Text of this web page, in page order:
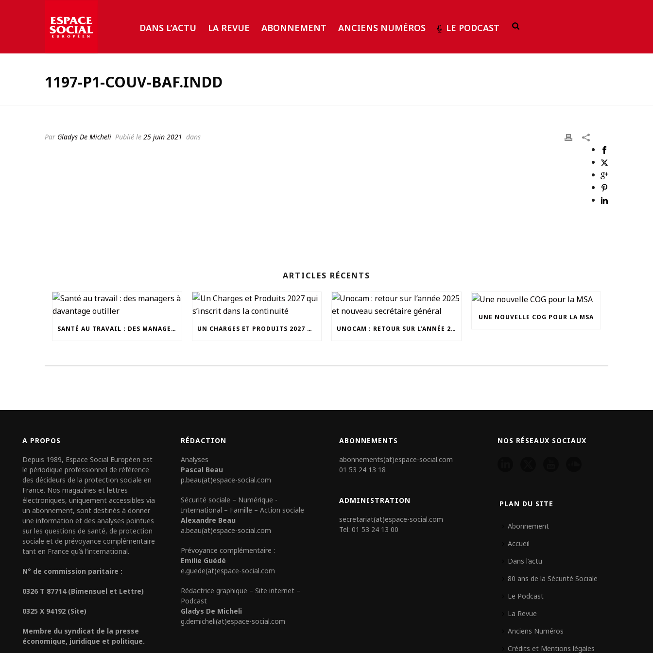
DANS L’ACTU LA REVUE ABONNEMENT ANCIENS NUMÉROS LE PODCAST
1197-P1-COUV-BAF.INDD
Par Gladys De Micheli Publié le 25 juin 2021 dans
ARTICLES RÉCENTS
SANTÉ AU TRAVAIL : DES MANAGERS À DAVANTAGE OUTILLER UN CHARGES ET PRODUITS 2027 QUI S’INSCRIT DANS LA CONTINUITÉ UNOCAM : RETOUR SUR L’ANNÉE 2025 ET NOUVEAU SECRÉTAIRE GÉNÉRAL
UNE NOUVELLE COG POUR LA MSA
A PROPOS
Depuis 1989, Espace Social Européen est
le périodique professionnel de référence
des décideurs de la protection sociale en
France. Nos magazines et lettres
électroniques, uniquement accessibles via
un abonnement, sont destinés à donner
une information et des analyses pointues
sur les questions de santé, de protection
sociale et de prévoyance complémentaire
tant en France qu’à l’international.
N° de commission paritaire :
0326 T 87714 (Bimensuel et Lettre)
0325 X 94192 (Site)
Membre du syndicat de la presse
économique, juridique et politique.
RÉDACTION
Analyses
Pascal Beau
p.beau(at)espace-social.com
Sécurité sociale – Numérique -
International – Famille – Action sociale
Alexandre Beau
a.beau(at)espace-social.com
Prévoyance complémentaire :
Emilie Guédé
e.guede(at)espace-social.com
Rédactrice graphique – Site internet –
Podcast
Gladys De Micheli
g.demicheli(at)espace-social.com
ABONNEMENTS
abonnements(at)espace-social.com
01 53 24 13 18
ADMINISTRATION
secretariat(at)espace-social.com
Tel: 01 53 24 13 00
NOS RÉSEAUX SOCIAUX
PLAN DU SITE
Abonnement
Accueil
Dans l’actu
80 ans de la Sécurité Sociale
Le Podcast
La Revue
Anciens Numéros
Crédits et Mentions légales